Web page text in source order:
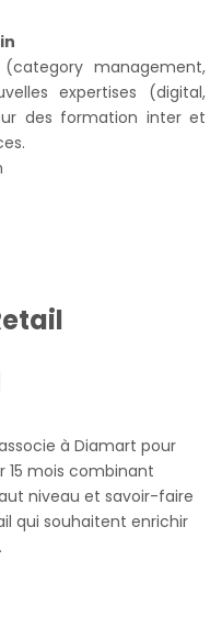
management,
expertises (digital,
des formation inter et
à Diamart pour
mois combinant
niveau et savoir-faire
qui souhaitent enrichir